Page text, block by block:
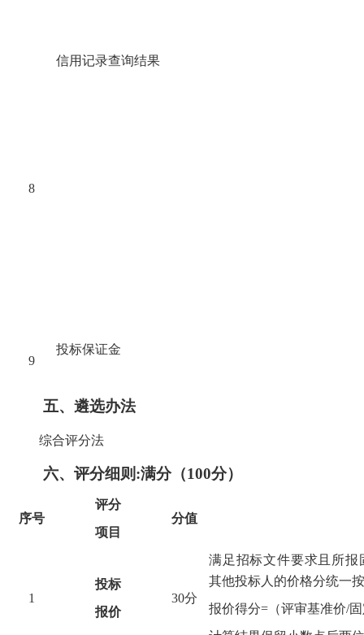
8
信用记录查询结果
9
投标保证金
五、 遴选办法
综合评分法
六、 评分细则:满分（100分）
序号
评分
项目
分值
1
投标
报价
30分
满足招标文件要求且所报
其他投标人 的价格分统一
报价得分=（评审基准价/